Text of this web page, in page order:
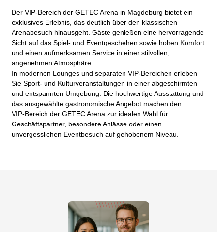
Der VIP‑Bereich der GETEC Arena in Magdeburg bietet ein
exklusives Erlebnis, das deutlich über den klassischen
Arenabesuch hinausgeht. Gäste genießen eine hervorragende
Sicht auf das Spiel‑ und Eventgeschehen sowie hohen Komfort
und einen aufmerksamen Service in einer stilvollen,
angenehmen Atmosphäre.
In modernen Lounges und separaten VIP‑Bereichen erleben
Sie Sport‑ und Kulturveranstaltungen in einer abgeschirmten
und entspannten Umgebung. Die hochwertige Ausstattung und
das ausgewählte gastronomische Angebot machen den
VIP‑Bereich der GETEC Arena zur idealen Wahl für
Geschäftspartner, besondere Anlässe oder einen
unvergesslichen Eventbesuch auf gehobenem Niveau.